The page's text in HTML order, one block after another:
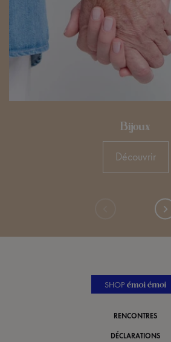
Bijoux
Découvrir
SHOP
RENCONTRES
DÉCLARATIONS